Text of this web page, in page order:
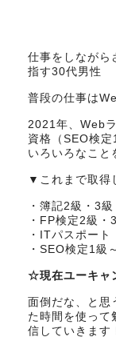
仕事をしながら
指す30代男性
普段の仕事は
2021年、Web
資格（SEO検定
いろいろなこと
▼これまで取得
・簿記2級・3級
・FP検定2級・
・ITパスポート
・SEO検定1級
☆現在ユーキャ
面倒だな、と思
た時間を使って
信していきます